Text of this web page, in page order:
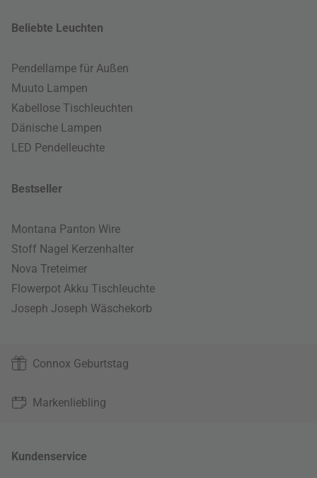
Beliebte Leuchten
Pendellampe für Außen
Muuto Lampen
Kabellose Tischleuchten
Dänische Lampen
LED Pendelleuchte
Bestseller
Montana Panton Wire
Stoff Nagel Kerzenhalter
Nova Treteimer
Flowerpot Akku Tischleuchte
Joseph Joseph Wäschekorb
Connox Geburtstag
Markenliebling
Kundenservice